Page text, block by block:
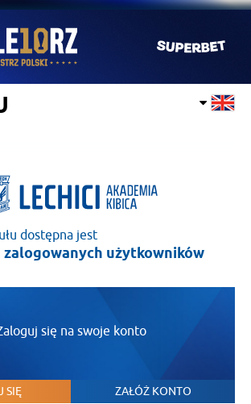
dostępna jest
zalogowanych użytkowników
się na swoje konto
SIĘ ZAŁÓŻ KONTO